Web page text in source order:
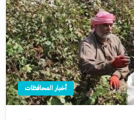
أخبار المحافظات